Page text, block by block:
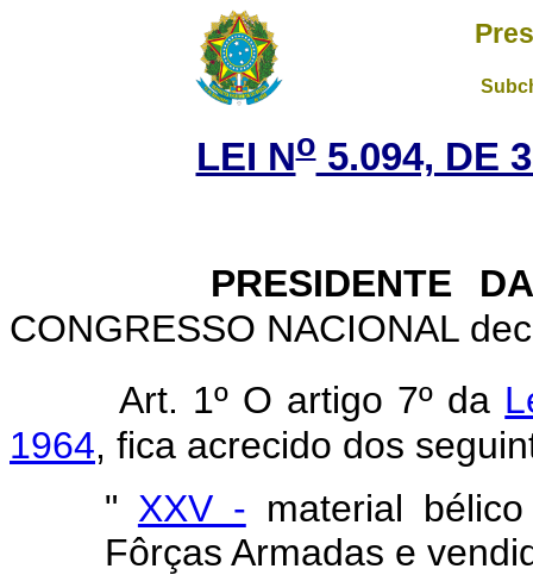
LEI No5.094, DE
PRESIDENTE
CONGRESSO NACIONAL
Art. 1º O artigo 7º da
1964, fica acrecido dos
" XXV - material
Fôrças Armadas e